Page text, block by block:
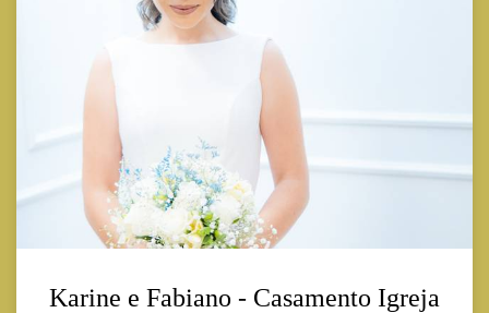
Karine e Fabiano - Casamento Igreja